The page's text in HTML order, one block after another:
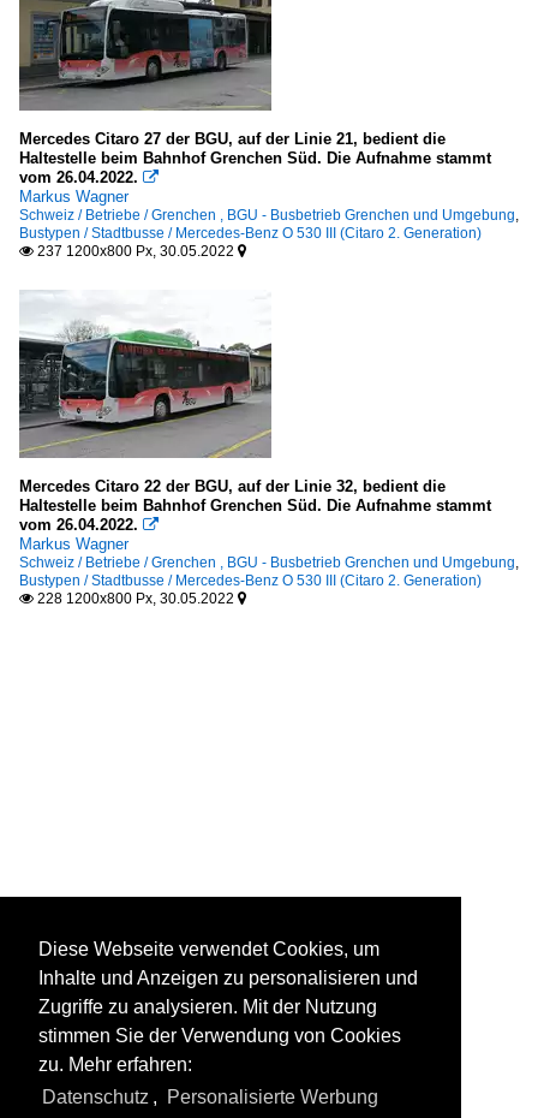
Mercedes Citaro 27 der BGU, auf der Linie 21, bedient die
Haltestelle beim Bahnhof Grenchen Süd. Die Aufnahme stammt
vom 26.04.2022. 
Markus Wagner
Schweiz / Betriebe / Grenchen , BGU - Busbetrieb Grenchen und Umgebung,
Bustypen / Stadtbusse / Mercedes-Benz O 530 III (Citaro 2. Generation)
 237 1200x800 Px, 30.05.2022 
Mercedes Citaro 22 der BGU, auf der Linie 32, bedient die
Haltestelle beim Bahnhof Grenchen Süd. Die Aufnahme stammt
vom 26.04.2022. 
Markus Wagner
Schweiz / Betriebe / Grenchen , BGU - Busbetrieb Grenchen und Umgebung,
Bustypen / Stadtbusse / Mercedes-Benz O 530 III (Citaro 2. Generation)
 228 1200x800 Px, 30.05.2022 
Diese Webseite verwendet Cookies, um
Inhalte und Anzeigen zu personalisieren und
Zugriffe zu analysieren. Mit der Nutzung
stimmen Sie der Verwendung von Cookies
zu. Mehr erfahren:
Datenschutz , Personalisierte Werbung